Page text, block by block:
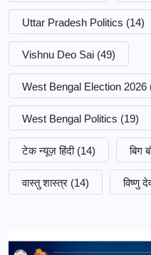
Uttar Pradesh Politics (14)
Vishnu Deo Sai (49)
West Bengal Election 2026
West Bengal Politics (19)
टेक न्यूज़ हिंदी (14) बिग
वास्तु शास्त्र (14) विष्णु